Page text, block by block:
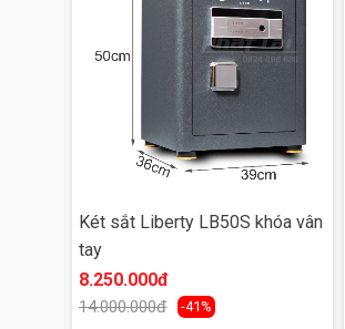
Két sắt Liberty LB50S khóa vân
tay
8.250.000đ
14.000.000đ -41%